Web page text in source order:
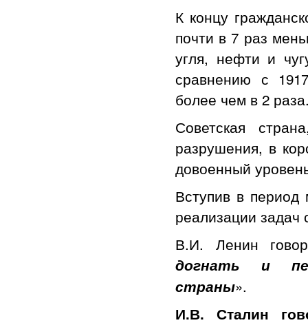
К концу
почти в 7 раз
угля, нефти и
сравнению с
более чем в 2
Советская
разрушения, в
довоенный
Вступив в период
реализации задач
В.И. Ленин
догнать и
страны».
И.В. Сталин